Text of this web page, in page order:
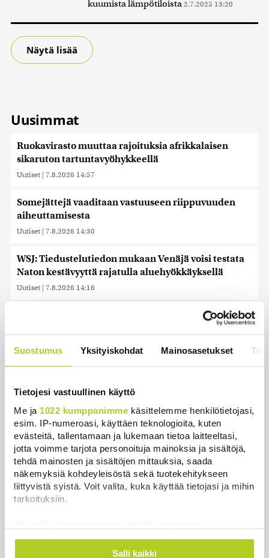
Suostumus Yksityiskohdat Mainosasetukset
Tietojesi vastuullinen käyttö
Me ja 1022 kumppanimme käsittelemme henkilötietojasi,
esim. IP-numeroasi, käyttäen teknologioita, kuten
evästeitä, tallentamaan ja lukemaan tietoa laitteeltasi,
jotta voimme tarjota personoituja mainoksia ja sisältöjä,
tehdä mainosten ja sisältöjen mittauksia, saada
näkemyksiä kohdeyleisöstä sekä tuotekehitykseen
liittyvistä syistä. Voit valita, kuka käyttää tietojasi ja mihin
tarkoituksiin.
Kerätä tietoja maantieteellisestä sijainnistasi,
mahdollisesti muutaman metrin tarkkuudella
Salli kaikki
kuumista lämpötiloista 2.7.2025 13:20
Näytä lisää
Uusimmat
Ruokavirasto muuttaa rajoituksia afrikkalaisen
sikaruton tartuntavyöhykkeellä
Uutiset | 7.8.2026 14:57
Somejättejä vaaditaan vastuuseen riippuvuuden
aiheuttamisesta
Uutiset | 7.8.2026 14:30
WSJ: Tiedustelutiedon mukaan Venäjä voisi testata
Naton kestävyyttä rajatulla aluehyökkäyksellä
Uutiset | 7.8.2026 14:16
Metsäpalojen varalle tarvitaan kansallinen
suunnitelma, keskustan varapuheenjohtaja vaatii –
Rajavartiolaitos sulkee loputkin itärajan esteaidan
riistaportit afrikkalaisen sikaruton vuoksi
Uutiset 7.8.2026 12:03
Keskustan Siponen: Epäselvä laki uhkaa pysäyttää
kesähakkuut – ministeri Essayahin korjattava
Uutiset | 7.8.2026 11:59
Saimaannorpan kuutti kuoli kalaverkkoon Liperissä